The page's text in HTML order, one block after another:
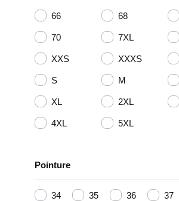
66 68
70 7XL
XXS XXXS
S M
XL 2XL
4XL 5XL
Pointure
34 35 36 37